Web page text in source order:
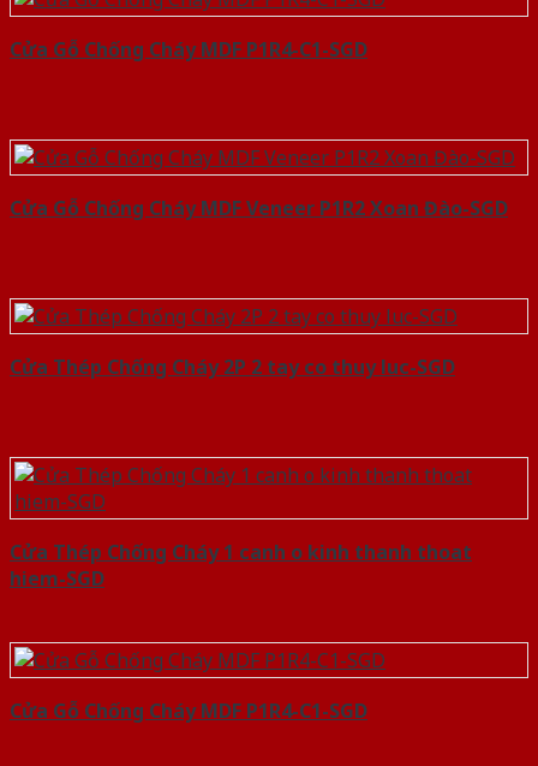
Cửa Gỗ Chống Cháy MDF P1R4-C1-SGD
Cửa Gỗ Chống Cháy MDF Veneer P1R2 Xoan Đào-SGD
Cửa Thép Chống Cháy 2P 2 tay co thuy luc-SGD
Cửa Thép Chống Cháy 1 canh o kinh thanh thoat
hiem-SGD
Cửa Gỗ Chống Cháy MDF P1R4-C1-SGD